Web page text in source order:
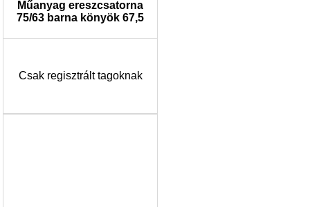
Műanyag ereszcsatorna
75/63 barna könyök 67,5
Csak regisztrált tagoknak